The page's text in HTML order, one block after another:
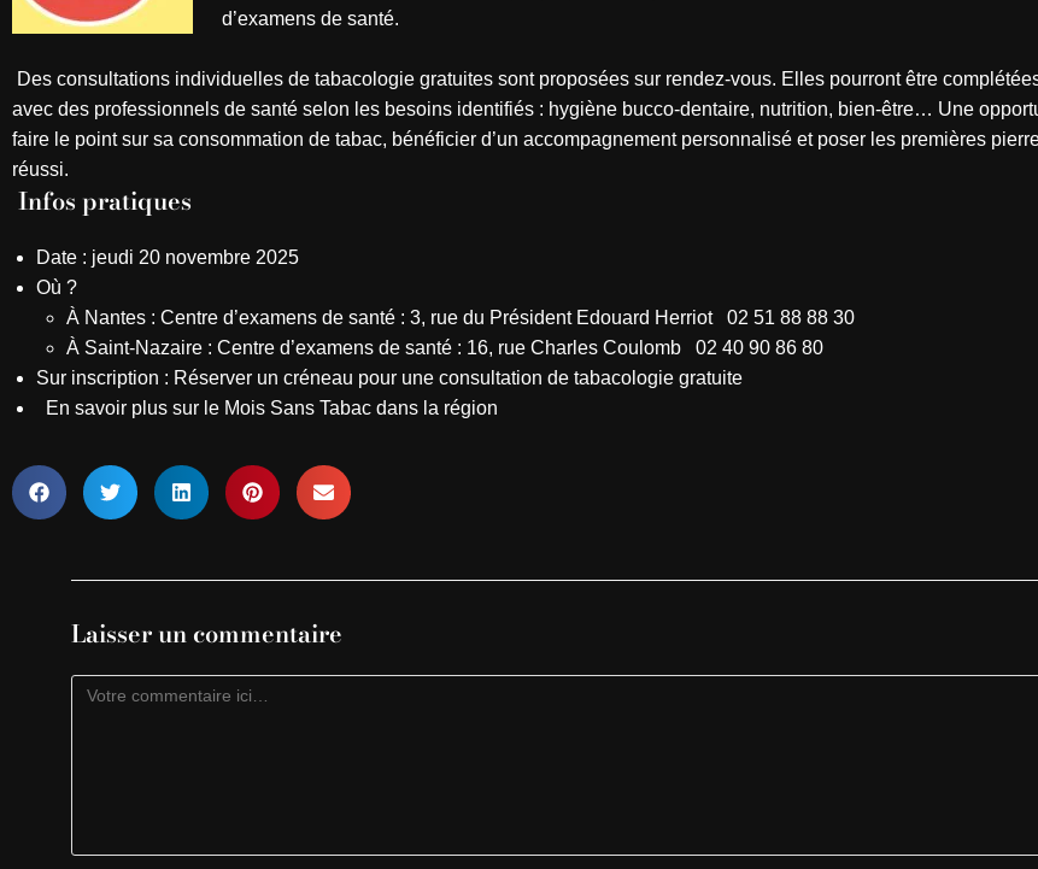
d’examens de santé.
Des consultations individuelles de tabacologie gratuites sont proposées sur rendez-vous. Elles pourront être
avec des professionnels de santé selon les besoins identifiés : hygiène bucco-dentaire, nutrition, bien-être… Une
faire le point sur sa consommation de tabac, bénéficier d’un accompagnement personnalisé et poser les premières
réussi.
Infos pratiques
Date : jeudi 20 novembre 2025
Où ?
À Nantes : Centre d’examens de santé : 3, rue du Président Edouard Herriot 02 51 88 88 30
À Saint-Nazaire : Centre d’examens de santé : 16, rue Charles Coulomb 02 40 90 86 80
Sur inscription : Réserver un créneau pour une consultation de tabacologie gratuite
En savoir plus sur le Mois Sans Tabac dans la région
Laisser un commentaire